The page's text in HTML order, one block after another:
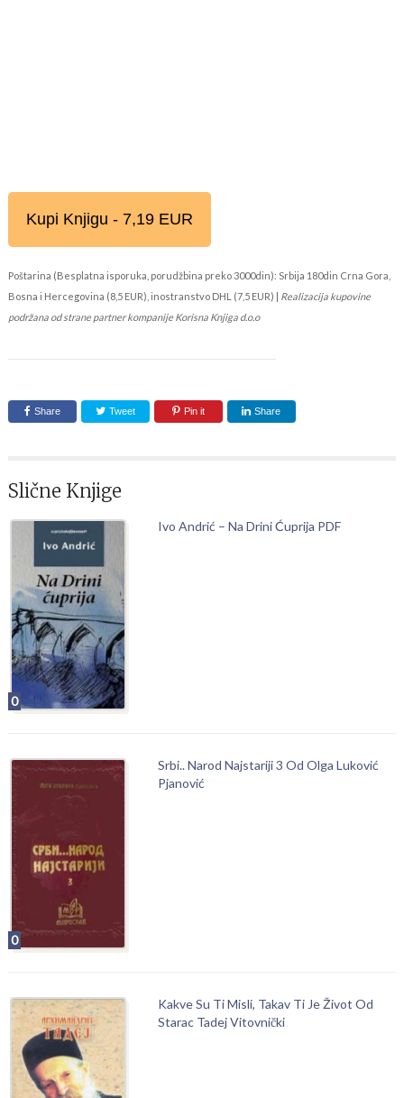
Kupi Knjigu - 7,19 EUR
Poštarina (Besplatna isporuka, porudžbina preko 3000din): Srbija 180din Crna Gora,
Bosna i Hercegovina (8,5 EUR), inostranstvo DHL (7,5 EUR) | Realizacija kupovine
podržana od strane partner kompanije Korisna Knjiga d.o.o
Share Tweet Pin it Share
Slične Knjige
0
Ivo Andrić – Na Drini Ćuprija PDF
0
Srbi.. Narod Najstariji 3 Od Olga Luković
Pjanović
Kakve Su Ti Misli, Takav Ti Je Život Od
Starac Tadej Vitovnički